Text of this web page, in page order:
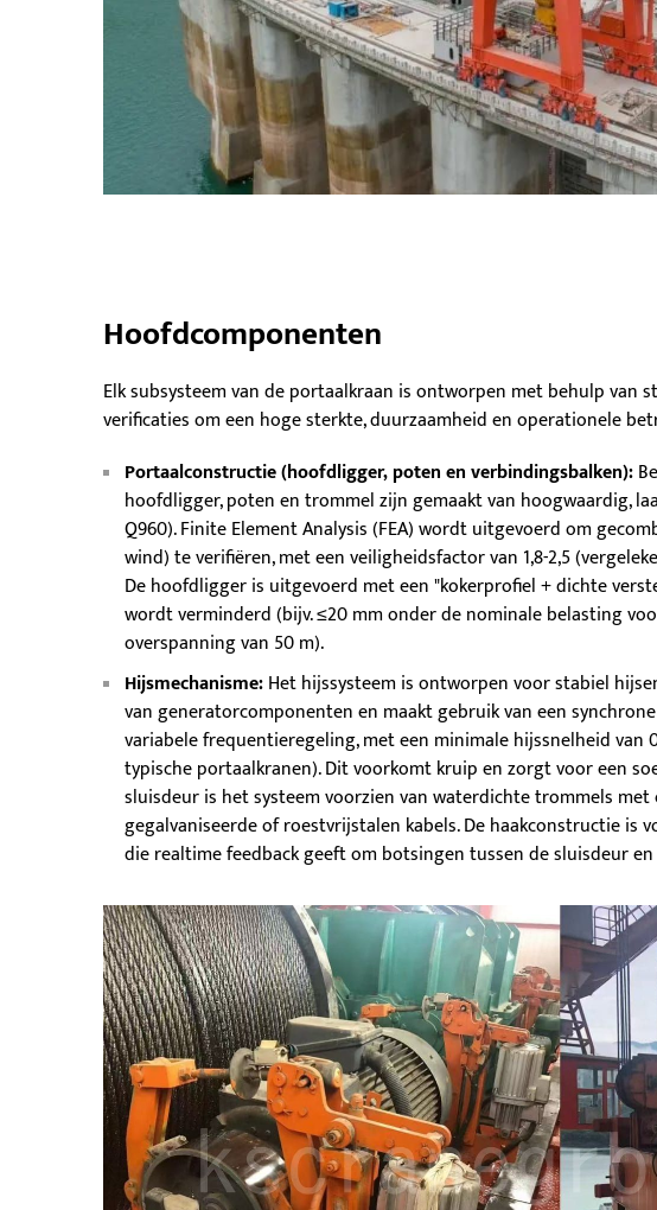
Hoofdcomponenten
Elk subsysteem van de portaalkraan is ontworpen met behulp van
verificaties om een hoge sterkte, duurzaamheid en operationele
Portaalconstructie (hoofdligger, poten en verbindingsbalken):
hoofdligger, poten en trommel zijn gemaakt van hoogwaardig,
Q960). Finite Element Analysis (FEA) wordt uitgevoerd om
wind) te verifiëren, met een veiligheidsfactor van 1,8-2,5
De hoofdligger is uitgevoerd met een "kokerprofiel + dichte
wordt verminderd (bijv. ≤20 mm onder de nominale belasting
overspanning van 50 m).
Hijsmechanisme:Het hijssysteem is ontworpen voor stabiel
van generatorcomponenten en maakt gebruik van een
variabele frequentieregeling, met een minimale hijssnelheid van
typische portaalkranen). Dit voorkomt kruip en zorgt voor een
sluisdeur is het systeem voorzien van waterdichte trommels
gegalvaniseerde of roestvrijstalen kabels. De haakconstructie is
die realtime feedback geeft om botsingen tussen de sluisdeur